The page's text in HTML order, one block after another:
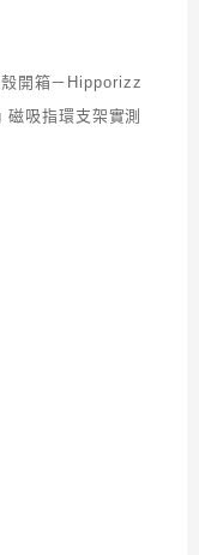
開箱－Hipporizz
吸指環支架實測